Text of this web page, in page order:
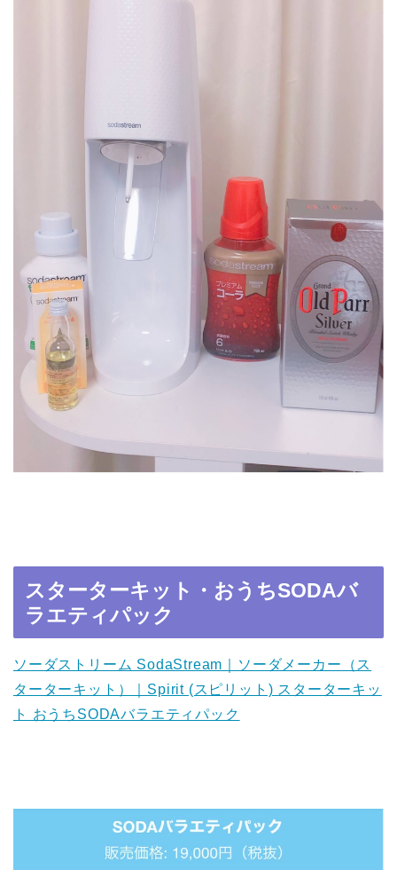
スターターキット・おうちSODAバ
ラエティパック
ソーダストリーム SodaStream｜ソーダメーカー（ス
ターターキット）｜Spirit (スピリット) スターターキッ
ト おうちSODAバラエティパック